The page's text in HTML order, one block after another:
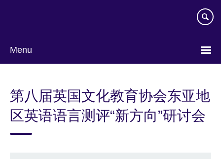
Menu
language
第八届英国文化教育协会东亚地
区英语语言测评“新方向”研讨会